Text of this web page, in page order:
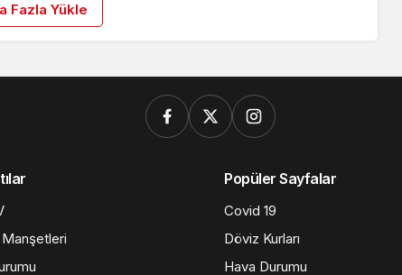
Fazla Yükle
Popüler Sayfalar
Covid 19
Döviz Kurları
Hava Durumu